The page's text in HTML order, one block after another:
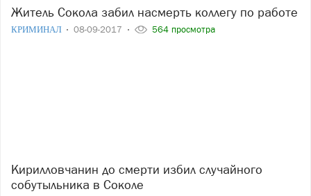
Житель Сокола забил насмерть коллегу по работе
КРИМИНАЛ 08-09-2017 564 просмотра
Кирилловчанин до смерти избил случайного
собутыльника в Соколе